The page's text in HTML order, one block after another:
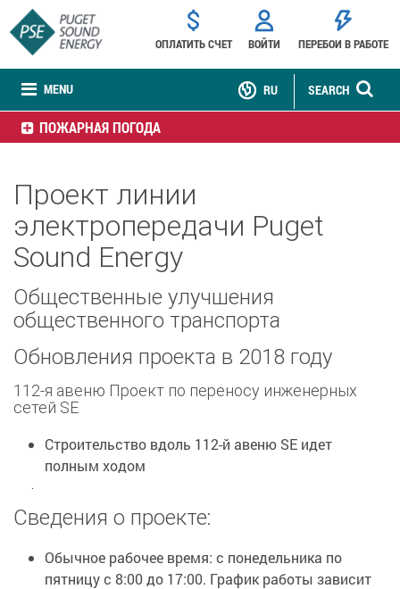
MENU
ОПЛАТИТЬ СЧЕТ ВОЙТИ ПЕРЕБОИ В РАБОТЕ
SEARCH
RU
ПОЖАРНАЯ ПОГОДА
Проект линии
электропередачи Puget
Sound Energy
Общественные улучшения
общественного транспорта
Обновления проекта в 2018 году
112-я авеню Проект по переносу инженерных
сетей SE
Строительство вдоль 112-й авеню SE идет
полным ходом
.
Сведения о проекте:
Обычное рабочее время: с понедельника по
пятницу с 8:00 до 17:00. График работы зависит